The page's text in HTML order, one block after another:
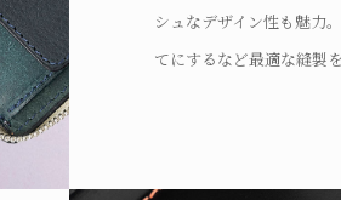
シュなデザイン性も魅力
てにするなど最適な縫製